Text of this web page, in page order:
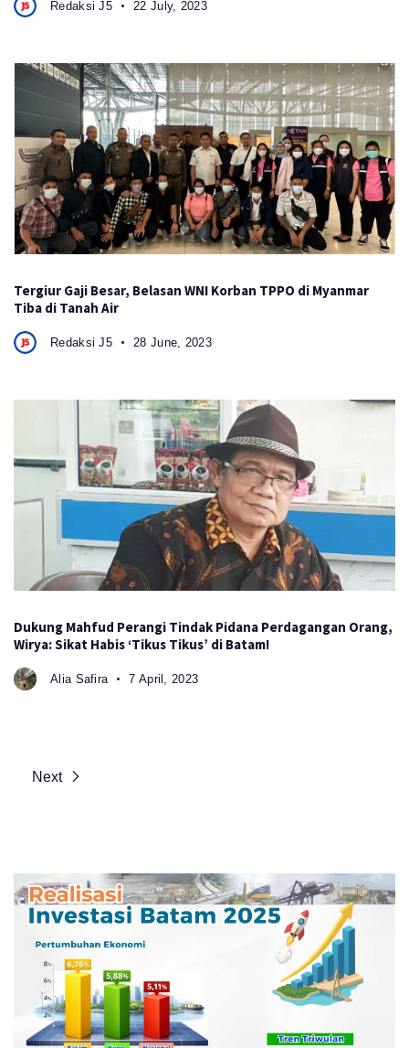
Redaksi J5 22 July, 2023
Tergiur Gaji Besar, Belasan WNI Korban TPPO di Myanmar
Tiba di Tanah Air
Redaksi J5 28 June, 2023
Dukung Mahfud Perangi Tindak Pidana Perdagangan Orang,
Wirya: Sikat Habis ‘Tikus Tikus’ di Batam!
Alia Safira 7 April, 2023
Next